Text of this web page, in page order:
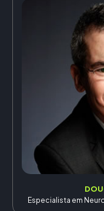
Especialista em